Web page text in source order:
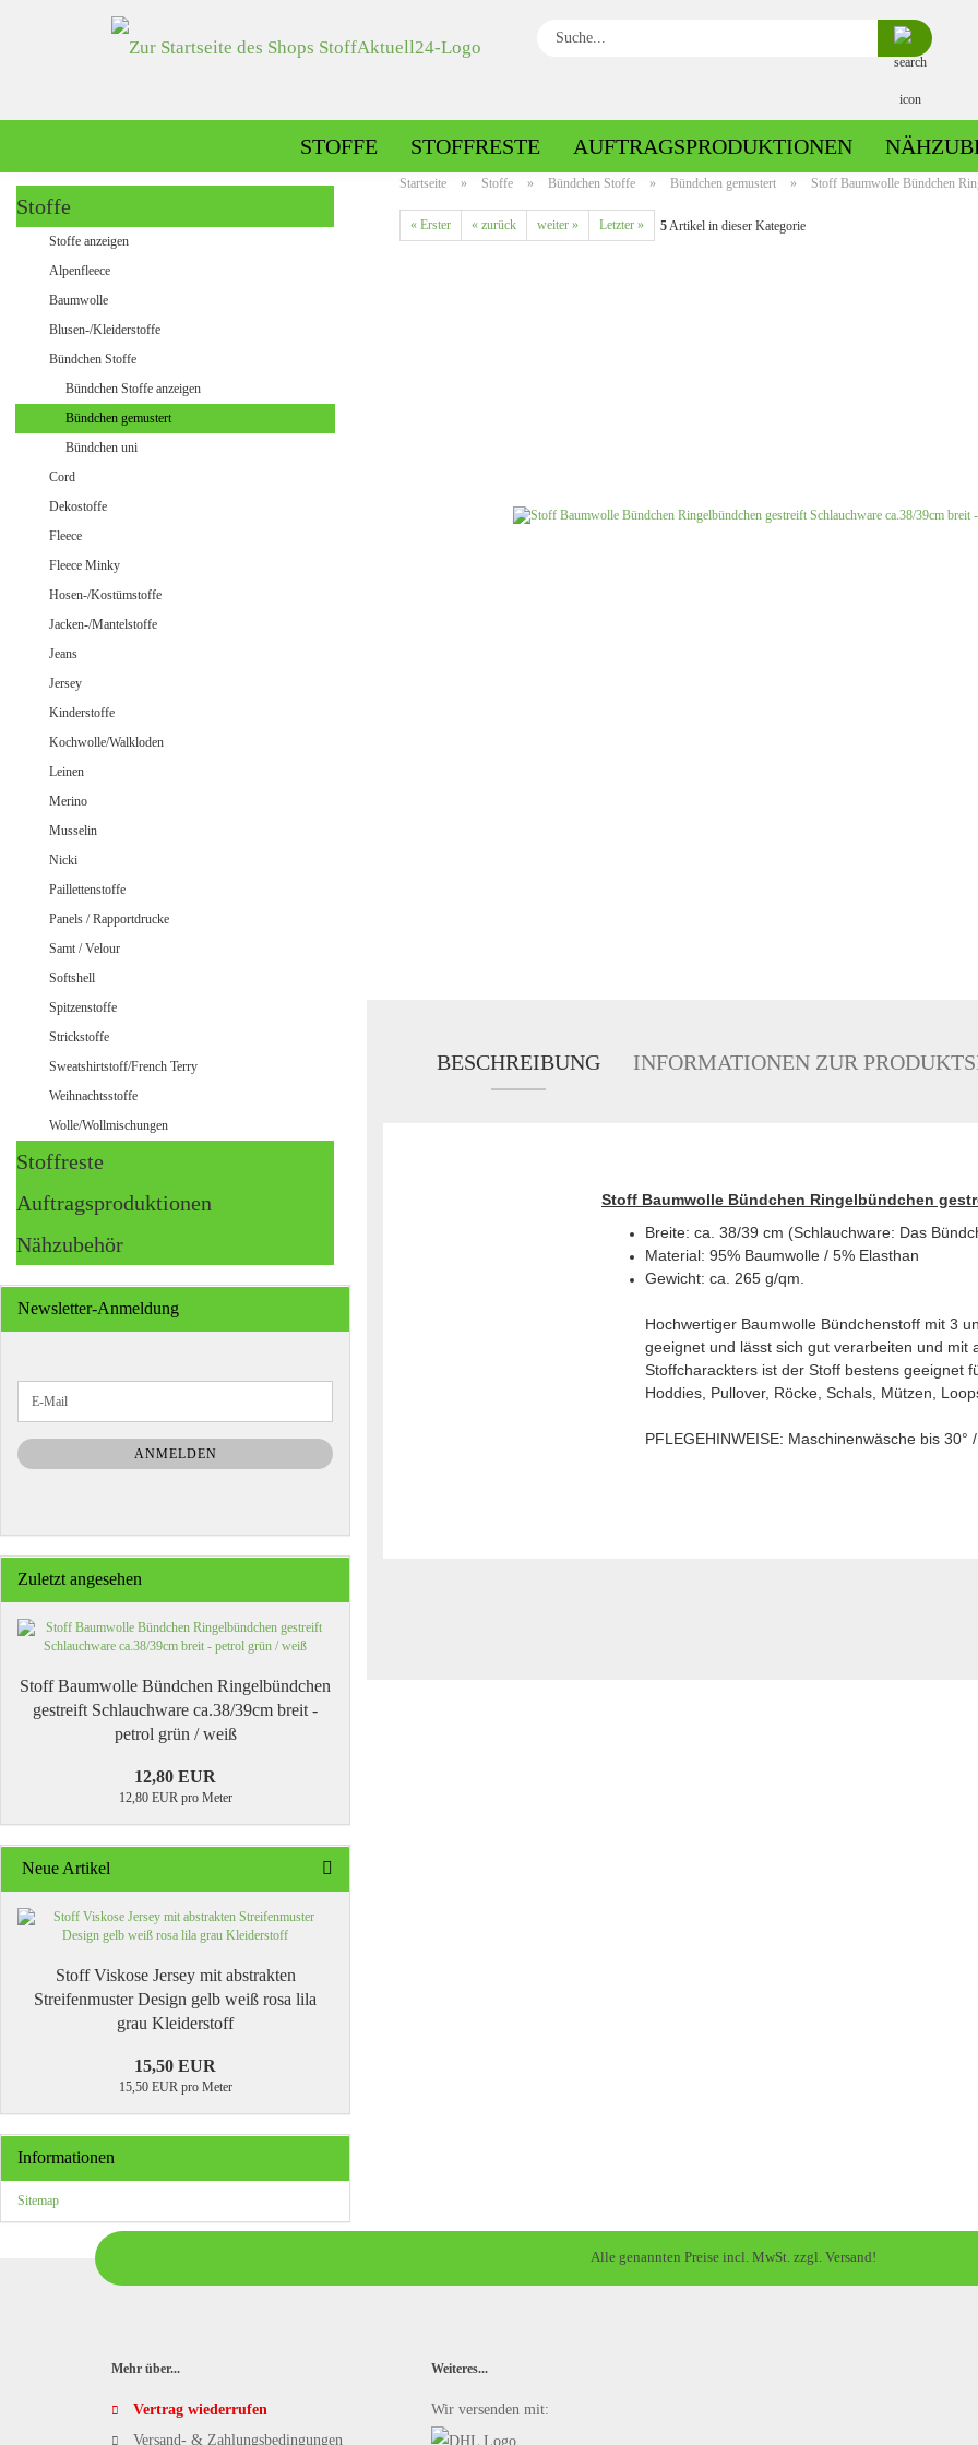
Suche...
STOFFE
Baumwolle gemustert
STOFFRESTE AUFTRAGSPRODUKTIONEN
Startseite » Stoffe » Bündchen Stoffe » Bündchen gemustert » Stoff Baumwolle Bündchen
« Erster « zurück weiter » Letzter » 5Artikel in dieser Kategorie
BESCHREIBUNG INFORMATIONEN ZUR
Stoff Baumwolle Bündchen Ringelbündchen
Breite: ca. 38/39 cm (Schlauchware: Das
Material: 95% Baumwolle / 5% Elasthan
Gewicht: ca. 265 g/qm.
Hochwertiger Baumwolle Bündchenstoff mit 3
geeignet und lässt sich gut verarbeiten und mit
Stoffcharackters ist der Stoff bestens geeignet
Hoddies, Pullover, Röcke, Schals, Mützen,
PFLEGEHINWEISE: Maschinenwäsche bis
Stoffe
Stoffe anzeigen
Alpenfleece
Baumwolle
Blusen-/Kleiderstoffe
Bündchen Stoffe
Bündchen Stoffe anzeigen
Bündchen gemustert
Bündchen uni
Cord
Dekostoffe
Fleece
Fleece Minky
Hosen-/Kostümstoffe
Jacken-/Mantelstoffe
Jeans
Jersey
Kinderstoffe
Kochwolle/Walkloden
Leinen
Merino
Musselin
Nicki
Paillettenstoffe
Panels / Rapportdrucke
Samt / Velour
Softshell
Spitzenstoffe
Strickstoffe
Sweatshirtstoff/French Terry
Weihnachtsstoffe
Wolle/Wollmischungen
Stoffreste
Auftragsproduktionen
Nähzubehör
Newsletter-Anmeldung
ZUR
NEWSLETTER-
ANMELDUNG
E-
Mail
ANMELDEN
Zuletzt angesehen
Stoff Baumwolle Bündchen Ringelbündchen
gestreift Schlauchware ca.38/39cm breit -
petrol grün / weiß
12,80 EUR
12,80 EUR pro Meter
Neue Artikel
Stoff Viskose Jersey mit abstrakten
Streifenmuster Design gelb weiß rosa lila
grau Kleiderstoff
15,50 EUR
15,50 EUR pro Meter
Informationen
Sitemap
Alle genannten Preise incl. MwSt. zzgl. Versand!
Mehr über...
Vertrag wiederrufen
Versand- & Zahlungsbedingungen
Weiteres...
Wir versenden mit: